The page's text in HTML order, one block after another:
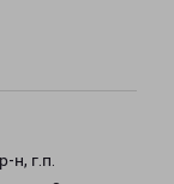
н, г.п.